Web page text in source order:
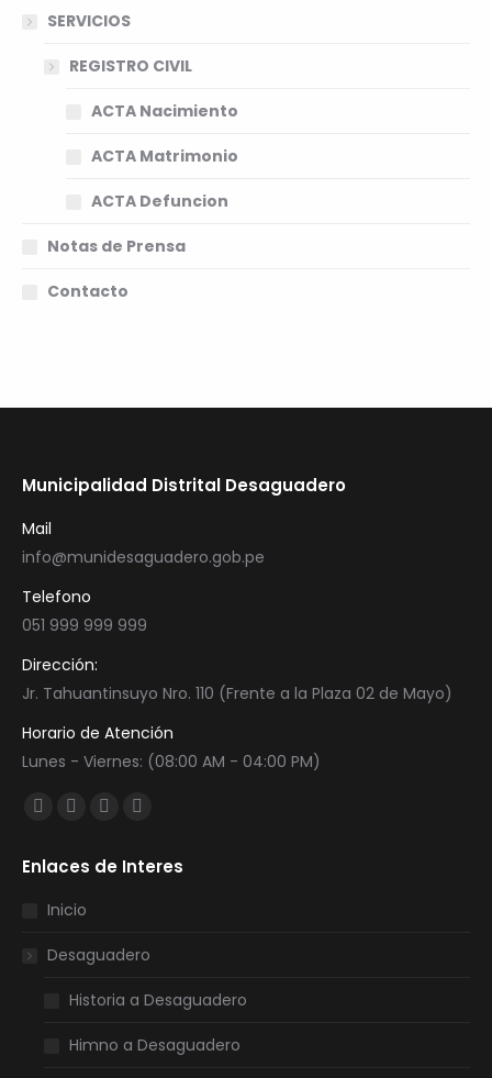
SERVICIOS
REGISTRO CIVIL
ACTA Nacimiento
ACTA Matrimonio
ACTA Defuncion
Notas de Prensa
Contacto
Municipalidad Distrital Desaguadero
Mail
info@munidesaguadero.gob.pe
Telefono
051 999 999 999
Dirección:
Jr. Tahuantinsuyo Nro. 110 (Frente a la Plaza 02 de Mayo)
Horario de Atención
Lunes - Viernes: (08:00 AM - 04:00 PM)
Encuéntranos en:
Facebook
opens
in
window
Twitter
opens
in
window
YouTube
opens
window
Instagram
opens
window
Enlaces de Interes
Inicio
Desaguadero
Historia a Desaguadero
Himno a Desaguadero